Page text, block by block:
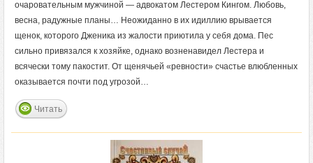
очаровательным мужчиной — адвокатом Лестером Кингом. Любовь,
весна, радужные планы… Неожиданно в их идиллию врывается
щенок, которого Дженика из жалости приютила у себя дома. Пес
сильно привязался к хозяйке, однако возненавидел Лестера и
всячески тому пакостит. От щенячьей «ревности» счастье влюбленных
оказывается почти под угрозой…
Читать